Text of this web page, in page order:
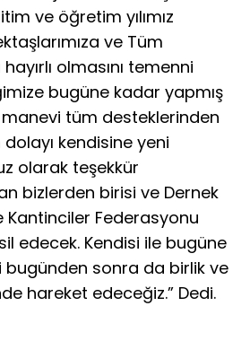
ve öğretim yılımız
ve Tüm
olmasını temenni
bugüne kadar yapmış
tüm desteklerinden
kendisine yeni
olarak teşekkür
bizlerden birisi ve Dernek
Kantinciler Federasyonu
edecek. Kendisi ile bugüne
sonra da birlik ve
hareket edeceğiz.” Dedi.